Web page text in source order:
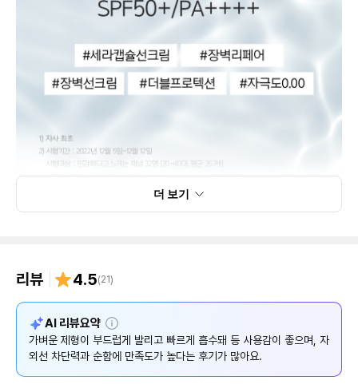
더 보기
리뷰 4.5(21)
AI 리뷰요약 설
명
가벼운 제형이 부드럽게 발리고 빠르게 흡수돼 등 사용감이 좋으며, 자
외선 차단력과 순함에 만족도가 높다는 후기가 많아요.